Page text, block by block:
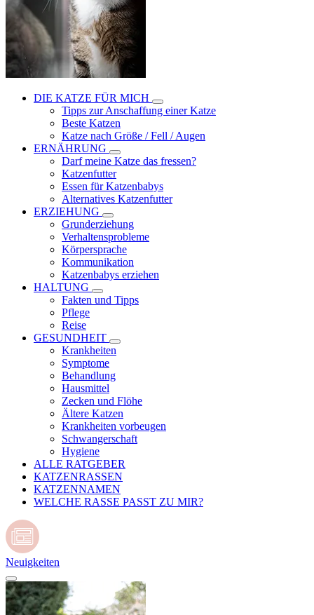
DIE KATZE FÜR MICH
Tipps zur Anschaffung einer Katze
Beste Katzen
Katze nach Größe / Fell / Augen
ERNÄHRUNG
Darf meine Katze das fressen?
Katzenfutter
Essen für Katzenbabys
Alternatives Katzenfutter
ERZIEHUNG
Grunderziehung
Verhaltensprobleme
Körpersprache
Kommunikation
Katzenbabys erziehen
HALTUNG
Fakten und Tipps
Pflege
Reise
GESUNDHEIT
Krankheiten
Symptome
Behandlung
Hausmittel
Zecken und Flöhe
Ältere Katzen
Krankheiten vorbeugen
Schwangerschaft
Hygiene
ALLE RATGEBER
KATZENRASSEN
KATZENNAMEN
WELCHE RASSE PASST ZU MIR?
Neuigkeiten